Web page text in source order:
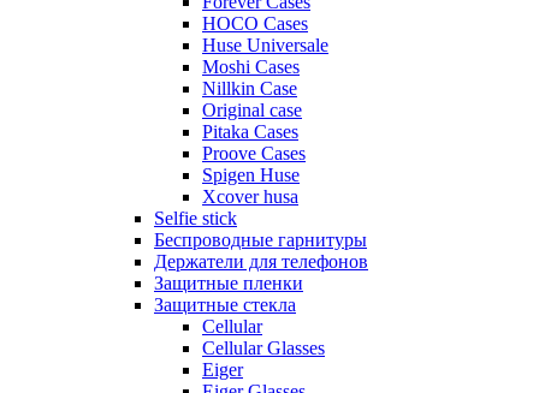
HOCO Cases
Huse Universale
Moshi Cases
Nillkin Case
Original case
Pitaka Cases
Proove Cases
Spigen Huse
Xcover husa
Selfie stick
Беспроводные гарнитуры
Держатели для телефонов
Защитные пленки
Защитные стекла
Cellular
Cellular Glasses
Eiger